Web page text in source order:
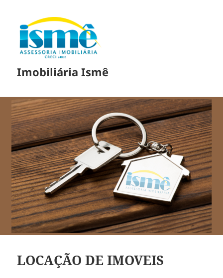
Imobiliária Ismê
LOCAÇÃO DE IMOVEIS